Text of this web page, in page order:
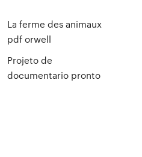
La ferme des animaux
pdf orwell
Projeto de
documentario pronto